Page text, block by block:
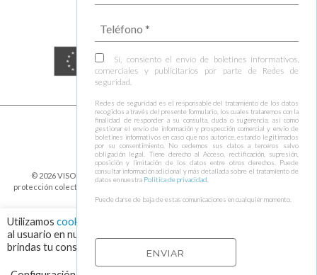
© 2026 VISOR FALL ARREST NETS Redes de seguridad y elementos de
protección colectiva ⁃
Política de cookies y protección de datos
envío⁃ Design byIxotype
Utilizamos cookies
al usuario en nuestra web. Haciendo click en el botón "Aceptar",
brindas tu consentimiento para el uso de todas las cookies.
Sí, consiento el envío de boletines informativos,
comerciales y publicitarios por parte de Redes de
seguridad.
Redes de seguridad es el responsable del tratamiento de los datos
recogidos a través del presente formulario, los cuales trataremos con la
finalidad de responder a su consulta, duda o sugerencia, así como
gestionar el envío de información y prospección comercial y envío de
boletines informativos en caso que nos autorice, estando legitimados
por su consentimiento. No cedemos sus datos a terceros salvo
obligación legal. Tiene derecho al Acceso, rectificación, supresión,
oposición y limitación de los datos entre otros derechos. Puede
consultar información adicional y más detallada sobre el tratamiento de
datos en nuestra Política de privacidad
Puede darse de baja de estas comunicaciones en cualquier momento.